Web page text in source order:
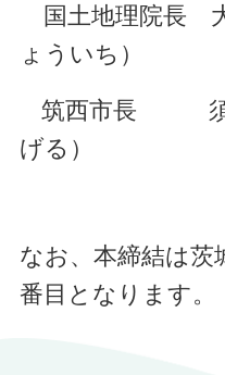
国土地理院長
ょういち）
筑西市長 須
げる）
なお、本締結は茨
番目となります。